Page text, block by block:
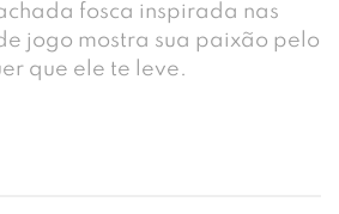
fosca inspirada nas
jogo mostra sua paixão pelo
que ele te leve.